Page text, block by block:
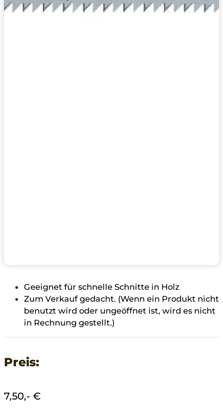
Geeignet für schnelle Schnitte in Holz
Zum Verkauf gedacht. (Wenn ein Produkt nicht
benutzt wird oder ungeöffnet ist, wird es nicht
in Rechnung gestellt.)
Preis:
7,50,- €